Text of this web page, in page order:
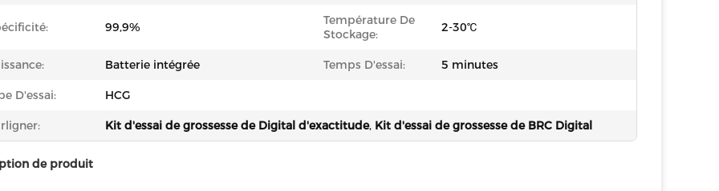
99,9%
Température De
Stockage:
2-30℃
Batterie intégrée Temps D'essai: 5 minutes
D'essai: HCG
Kit d'essai de grossesse de Digital d'exactitude, Kit d'essai de grossesse de BRC Digital
de produit